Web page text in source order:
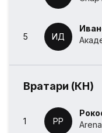
5 ИД
Вратари (КН)
1 РР